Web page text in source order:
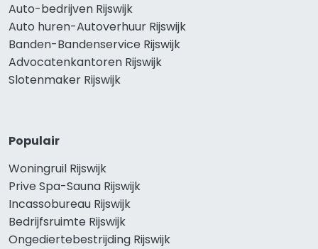
Auto-bedrijven Rijswijk
Auto huren-Autoverhuur Rijswijk
Banden-Bandenservice Rijswijk
Advocatenkantoren Rijswijk
Slotenmaker Rijswijk
Populair
Woningruil Rijswijk
Prive Spa-Sauna Rijswijk
Incassobureau Rijswijk
Bedrijfsruimte Rijswijk
Ongediertebestrijding Rijswijk